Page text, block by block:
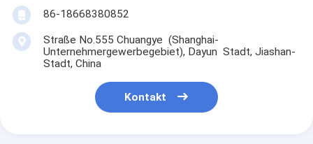
86-18668380852
Straße No.555 Chuangye (Shanghai-
Unternehmergewerbegebiet), Dayun Stadt, Jiashan-
Stadt, China
Kontakt